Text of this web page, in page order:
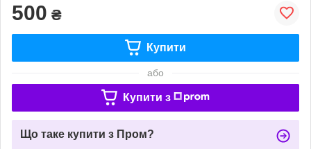
500 ₴
Купити
або
Купити з
Що таке купити з Пром?